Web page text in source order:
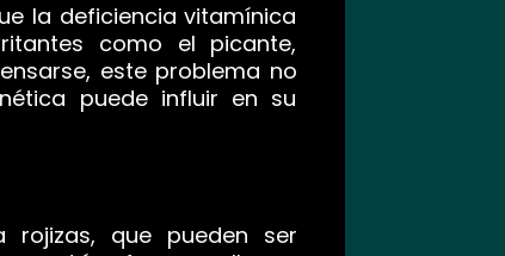
la deficiencia vitamínica
como el picante,
este problema no
puede influir en su
que pueden ser